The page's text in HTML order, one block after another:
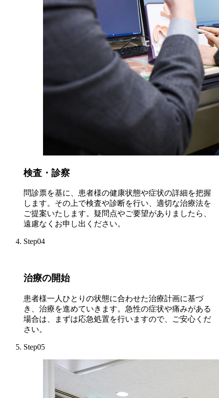
検査・診察
問診票を基に、患者様の健康状態や症状の詳細を把握
します。その上で検査や診断を行い、適切な治療法を
ご提案いたします。疑問点やご要望がありましたら、
遠慮なくお申し出ください。
Step04
治療の開始
患者様一人ひとりの状態に合わせた治療計画に基づ
き、治療を進めていきます。急性の症状や痛みがある
場合は、まずは応急処置を行いますので、ご安心くだ
さい。
Step05